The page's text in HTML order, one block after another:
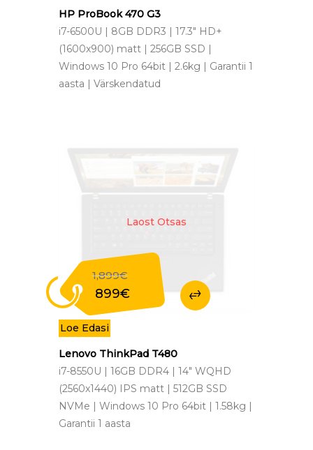
999€.
499€.
HP ProBook 470 G3
i7-6500U | 8GB DDR3 | 17.3" HD+
(1600x900) matt | 256GB SSD |
Windows 10 Pro 64bit | 2.6kg | Garantii 1
aasta | Värskendatud
Laost Otsas
1,899€
Original
price
was:
1,899€.
899€
Current
price
Loe Edasi
Lenovo ThinkPad T480
i7-8550U | 16GB DDR4 | 14" WQHD
(2560x1440) IPS matt | 512GB SSD
NVMe | Windows 10 Pro 64bit | 1.58kg |
Garantii 1 aasta